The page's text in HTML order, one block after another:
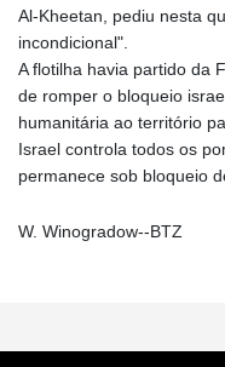
Al-Kheetan, pediu nesta
incondicional".
A flotilha havia partido da
de romper o bloqueio
humanitária ao território
Israel controla todos os
permanece sob bloqueio
W. Winogradow--BTZ